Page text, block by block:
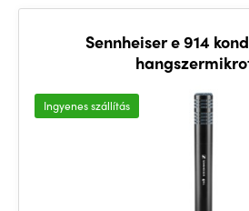
Sennheiser e 914
Ingyenes szállítás